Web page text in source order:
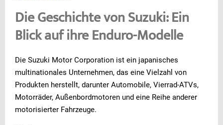
Die Geschichte von Suzuki: Ein
Blick auf ihre Enduro-Modelle
Die Suzuki Motor Corporation ist ein japanisches
multinationales Unternehmen, das eine Vielzahl von
Produkten herstellt, darunter Automobile, Vierrad-ATVs,
Motorräder, Außenbordmotoren und eine Reihe anderer
motorisierter Fahrzeuge.